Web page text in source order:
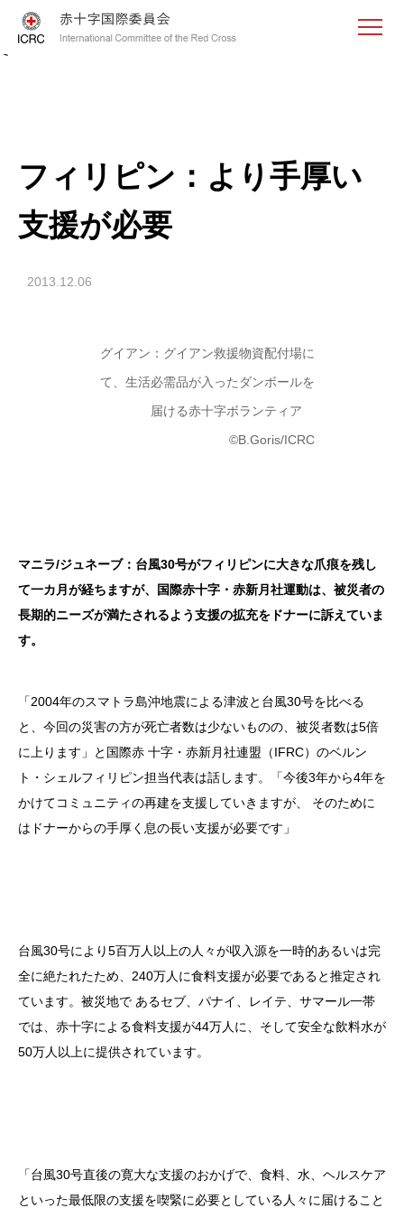
<
フィリピン：より手厚い
支援が必要
2013.12.06
グイアン：グイアン救援物資配付場に
て、生活必需品が入ったダンボールを
届ける赤十字ボランティア
©B.Goris/ICRC
マニラ/ジュネーブ：台風30号がフィリピンに大きな爪痕を残し
て一カ月が経ちますが、国際赤十字・赤新月社運動は、被災者の
長期的ニーズが満たされるよう支援の拡充をドナーに訴えていま
す。
「2004年のスマトラ島沖地震による津波と台風30号を比べる
と、今回の災害の方が死亡者数は少ないものの、被災者数は5倍
に上ります」と国際赤 十字・赤新月社連盟（IFRC）のベルン
ト・シェルフィリピン担当代表は話します。「今後3年から4年を
かけてコミュニティの再建を支援していきますが、 そのために
はドナーからの手厚く息の長い支援が必要です」
台風30号により5百万人以上の人々が収入源を一時的あるいは完
全に絶たれたため、240万人に食料支援が必要であると推定され
ています。被災地で あるセブ、パナイ、レイテ、サマール一帯
では、赤十字による食料支援が44万人に、そして安全な飲料水が
50万人以上に提供されています。
「台風30号直後の寛大な支援のおかげで、食料、水、ヘルスケア
といった最低限の支援を喫緊に必要としている人々に届けること